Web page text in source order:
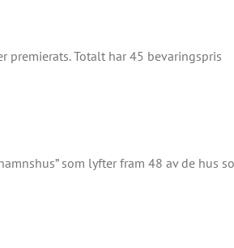
premierats. Totalt har 45 bevaringspris
som lyfter fram 48 av de hus